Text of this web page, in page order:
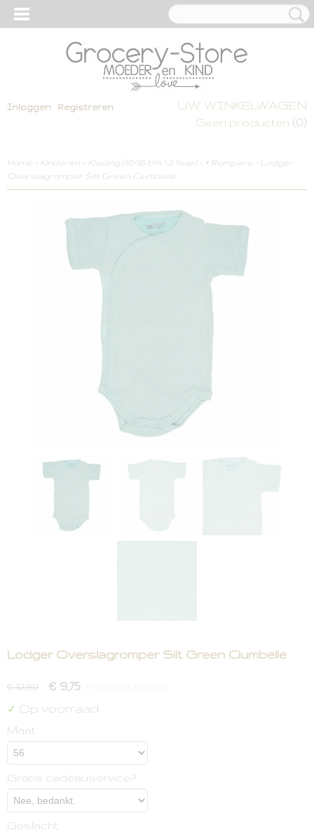
Inloggen Registreren UW WINKELWAGEN
Geen producten (0)
Home > Kinderen > Kleding [50-56 t/m 1-2 Year]> * Rompers > Lodger
Overslagromper Silt Green Ciumbelle
Lodger Overslagromper Silt Green Ciumbelle
€ 12,90 € 9,75
✓ Op voorraad
Maat
Gratis cadeauservice?
Geslacht